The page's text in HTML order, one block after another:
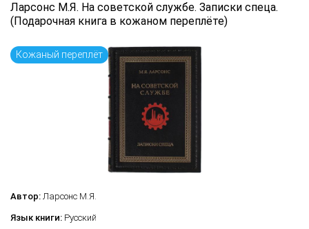
Ларсонс М.Я. На советской службе. Записки спеца.
(Подарочная книга в кожаном переплёте)
Кожаный переплёт
Автор: Ларсонс М.Я.
Язык книги: Русский